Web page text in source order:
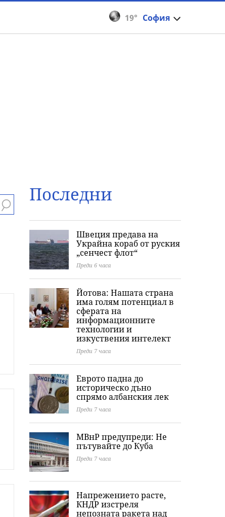
19° София
Последни
Швеция предава на
Украйна кораб от руския
„сенчест флот“
Преди 6 часа
Йотова: Нашата страна
има голям потенциал в
сферата на
информационните
технологии и
изкуствения интелект
Преди 7 часа
Еврото падна до
историческо дъно
спрямо албанския лек
Преди 7 часа
МВнР предупреди: Не
пътувайте до Куба
Преди 7 часа
Напрежението расте,
КНДР изстреля
непозната ракета над